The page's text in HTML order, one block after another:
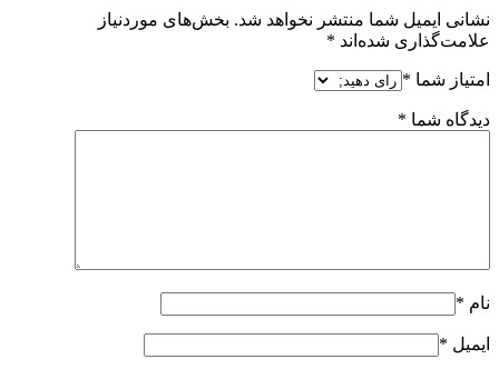
نشانی ایمیل شما منتشر نخواهد شد. بخش‌های موردنیاز
علامت‌گذاری شده‌اند *
امتیاز شما *
دیدگاه شما *
نام *
ایمیل *